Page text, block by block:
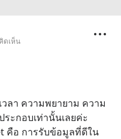
ดเห็น
ลา ความพยายาม ความ
ะกอบเท่านั้นเลยค่ะ
คือ การรับข้อมูลที่ดีใน